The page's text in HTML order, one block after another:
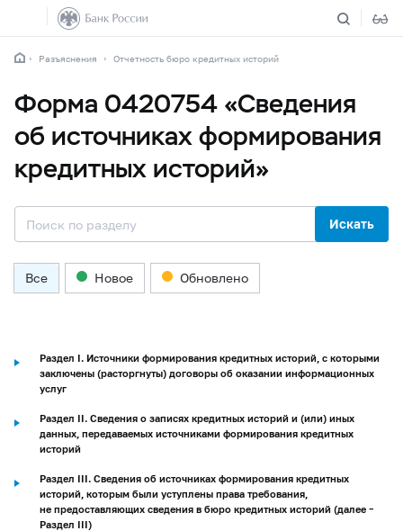
Разъяснения Отчетность бюро кредитных историй
Форма 0420754 «Сведения
об источниках формирования
кредитных историй»
Искать
Все Новое Обновлено
Раздел I. Источники формирования кредитных историй, с которыми
заключены (расторгнуты) договоры об оказании информационных
услуг
Раздел II. Сведения о записях кредитных историй и (или) иных
данных, передаваемых источниками формирования кредитных
историй
Раздел III. Сведения об источниках формирования кредитных
историй, которым были уступлены права требования,
не предоставляющих сведения в бюро кредитных историй (далее –
Раздел III)